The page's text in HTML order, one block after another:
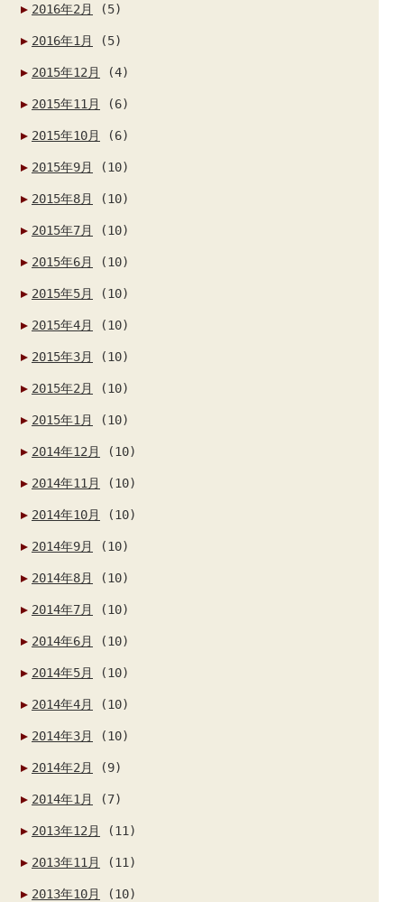
2016年2月 (5)
2016年1月 (5)
2015年12月 (4)
2015年11月 (6)
2015年10月 (6)
2015年9月 (10)
2015年8月 (10)
2015年7月 (10)
2015年6月 (10)
2015年5月 (10)
2015年4月 (10)
2015年3月 (10)
2015年2月 (10)
2015年1月 (10)
2014年12月 (10)
2014年11月 (10)
2014年10月 (10)
2014年9月 (10)
2014年8月 (10)
2014年7月 (10)
2014年6月 (10)
2014年5月 (10)
2014年4月 (10)
2014年3月 (10)
2014年2月 (9)
2014年1月 (7)
2013年12月 (11)
2013年11月 (11)
2013年10月 (10)